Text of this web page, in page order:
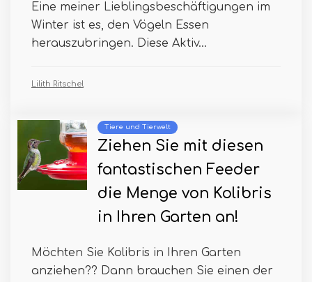
Eine meiner Lieblingsbeschäftigungen im
Winter ist es, den Vögeln Essen
herauszubringen. Diese Aktiv...
Lilith Ritschel
Tiere und Tierwelt
Ziehen Sie mit diesen
fantastischen Feeder
die Menge von Kolibris
in Ihren Garten an!
Möchten Sie Kolibris in Ihren Garten
anziehen?? Dann brauchen Sie einen der